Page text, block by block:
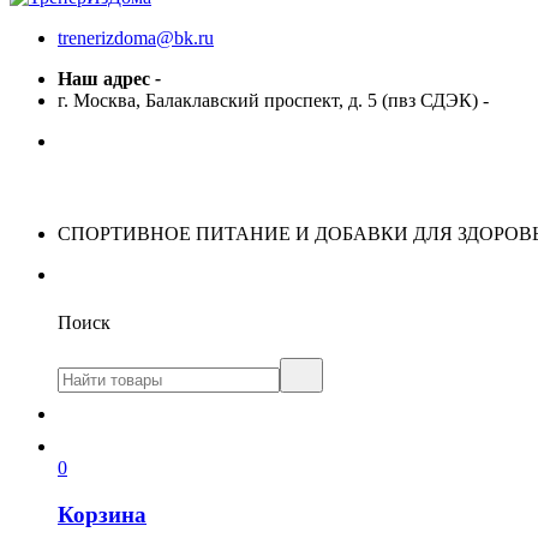
trenerizdoma@bk.ru
Наш адрес -
г. Москва, Балаклавский проспект, д. 5 (пвз СДЭК) -
СПОРТИВНОЕ ПИТАНИЕ И ДОБАВКИ ДЛЯ
Поиск
0
Корзина